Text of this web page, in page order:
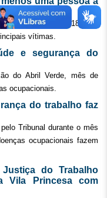
Homens de 18 a 24
vítimas.
e segurança do
do Abril Verde, mês de
ocupacionais.
do trabalho faz
Tribunal durante o mês
ocupacionais fazem
do Trabalho
Vila Princesa com